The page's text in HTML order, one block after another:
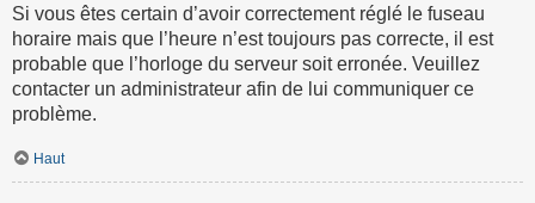
Si vous êtes certain d’avoir correctement réglé le fuseau
horaire mais que l’heure n’est toujours pas correcte, il est
probable que l’horloge du serveur soit erronée. Veuillez
contacter un administrateur afin de lui communiquer ce
problème.
Haut